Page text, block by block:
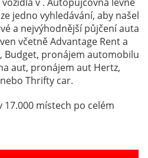
jedno vyhledávání, aby našel
a nejvýhodnější půjčení auta
včetně Advantage Rent a
Budget, pronájem automobilu
aut, pronájem aut Hertz,
Thrifty car.
místech po celém